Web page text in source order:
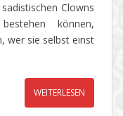
Clowns
können,
wer sie selbst einst
WEITERLESEN